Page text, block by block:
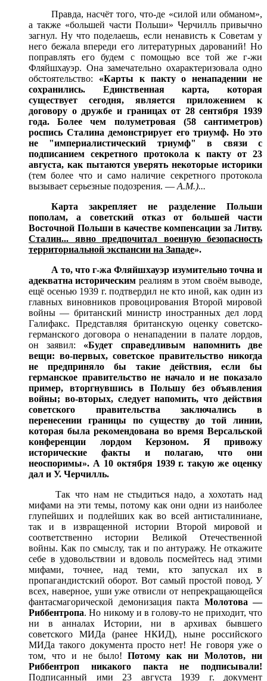
Правда, насчёт того, что-де «силой или обманом»,
а также «большей части Польши» Черчилль привычно
загнул. Ну что поделаешь, если ненависть к Советам у
него бежала впереди его литературных дарований! Но
поправлять его будем с помощью все той же г-жи
Фляйшхауэр. Она замечательно охарактеризовала одно
обстоятельство: «Карты к пакту о не­нападении не
сохранились. Единственная карта, которая
существует сегодня, является приложением к
договору о дружбе и границах от 28 сентября 1939
года. Более чем полуметровая (58 сантиметров)
роспись Сталина демонстрирует его триумф. Но это
не "империалистический триумф" в связи с
подписанием секретного протокола к пакту от 23
августа, как пытаются уверять некоторые историки
(тем более что и само наличие секретного протокола
вызывает серьезные подозрения. — А.М.)...
Карта закрепляет не разделение Польши
пополам, а советский отказ от большей части
Восточной Польши в качестве компенсации за Литву.
Сталин... явно предпочитал военную безопасность
территориальной экспансии на Западе».
А то, что г-жа Фляйшхауэр изумительно точна и
адекватна историческим реалиям в этом своём выводе,
ещё осенью 1939 г. подтвердил не кто иной, как один из
главных виновников провоцирования Второй мировой
войны — британский министр иностранных дел лорд
Галифакс. Представляя британскую оценку советско-
германского договора о ненападении в палате лордов,
он заявил: «Будет справедливым напомнить две
вещи: во-первых, советское правительство никогда
не предприняло бы такие действия, если бы
германское правительство не начало и не показало
пример, вторгнувшись в Польшу без объявления
войны; во-вторых, следует напомить, что действия
советского правительства заключались в
перенесении границы по существу до той линии,
которая была рекомендована во время Версальской
конференции лордом Керзоном. Я привожу
исторические факты и полагаю, что они
неоспоримы». А 10 октября 1939 г. такую же оценку
дал и У. Черчилль.
Так что нам не стыдиться надо, а хохотать над
мифами на эти темы, потому как они одни из наиболее
глупейших и подлейших как во всей антисталиниане,
так и в извращенной истории Второй мировой и
соответственно истории Великой Отечественной
войны. Как по смыслу, так и по антуражу. Не откажите
себе в удовольствии и вдоволь посмейтесь над этими
мифами, точнее, над теми, кто запускал их в
пропагандистский оборот. Вот самый простой повод. У
всех, наверное, уши уже отвисли от непрекращающейся
фантасмагорической демонизация пакта Молотова —
Риббентропа. Но никому и в голову-то не приходит, что
ни в анналах Истории, ни в архивах бывшего
советского МИДа (ранее НКИД), ныне российского
МИДа такого документа просто нет! Не говоря уже о
том, что и не было!Потому как ни Молотов, ни
Риббентроп никакого пакта не подписывали!
Подписанный ими 23 августа 1939 г. документ